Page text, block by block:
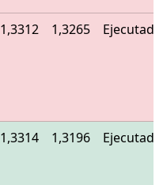
1,3312 1,3265 Ejecutado
1,3314 1,3196 Ejecutado